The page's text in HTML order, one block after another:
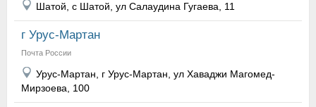
Шатой, с Шатой, ул Салаудина Гугаева, 11
г Урус-Мартан
Почта России
Урус-Мартан, г Урус-Мартан, ул Хаваджи Магомед-
Мирзоева, 100